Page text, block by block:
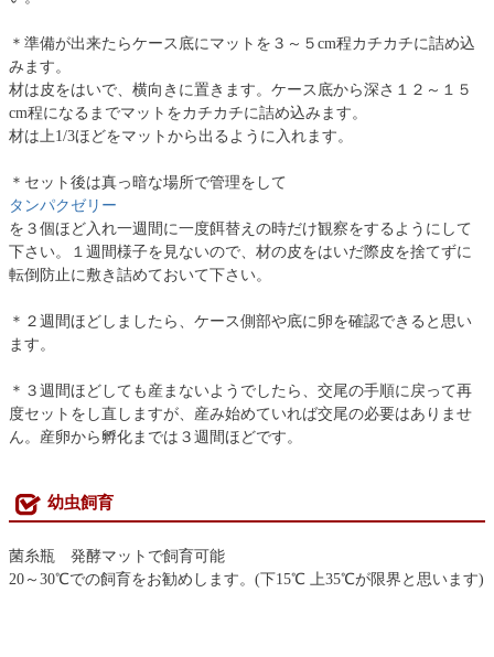
＊準備が出来たらケース底にマットを３～５cm程カチカチに詰め込
みます。
材は皮をはいで、横向きに置きます。ケース底から深さ１２～１５
cm程になるまでマットをカチカチに詰め込みます。
材は上1/3ほどをマットから出るように入れます。
＊セット後は真っ暗な場所で管理をして
タンパクゼリー
を３個ほど入れ一週間に一度餌替えの時だけ観察をするようにして
下さい。１週間様子を見ないので、材の皮をはいだ際皮を捨てずに
転倒防止に敷き詰めておいて下さい。
＊２週間ほどしましたら、ケース側部や底に卵を確認できると思い
ます。
＊３週間ほどしても産まないようでしたら、交尾の手順に戻って再
度セットをし直しますが、産み始めていれば交尾の必要はありませ
ん。産卵から孵化までは３週間ほどです。
幼虫飼育
菌糸瓶 発酵マットで飼育可能
20～30℃での飼育をお勧めします。(下15℃ 上35℃が限界と思います)